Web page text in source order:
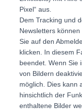
Pixel“ aus.
Dem Tracking und
Newsletters
Sie auf den
klicken. In diesem
beendet. Wenn Sie
von Bildern
möglich. Dies kann
hinsichtlich der
enthaltene Bilder